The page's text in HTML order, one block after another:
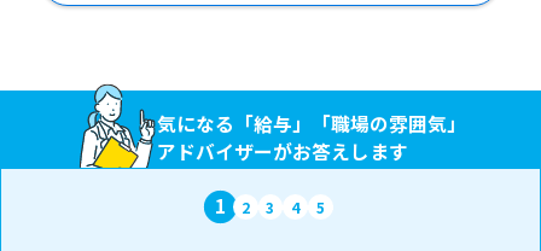
気になる「給与」「職場の雰囲気」
アドバイザーがお答えします
1 2 3 4 5